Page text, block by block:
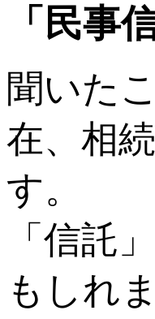
「民事
聞いた
在、相
す。
「信託
もしれ